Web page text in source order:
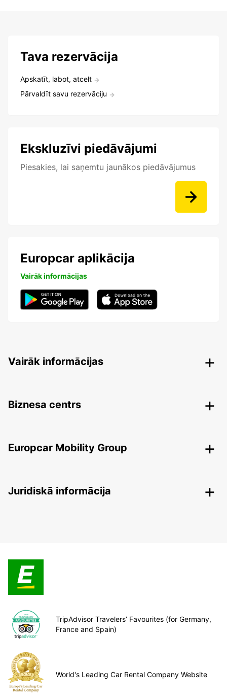
Tava rezervācija
Apskatīt, labot, atcelt
Pārvaldīt savu rezervāciju
Ekskluzīvi piedāvājumi
Piesakies, lai saņemtu jaunākos piedāvājumus
Europcar aplikācija
Vairāk informācijas
Vairāk informācijas
Biznesa centrs
Europcar Mobility Group
Juridiskā informācija
TripAdvisor Travelers’ Favourites (for Germany,
France and Spain)
World's Leading Car Rental Company Website